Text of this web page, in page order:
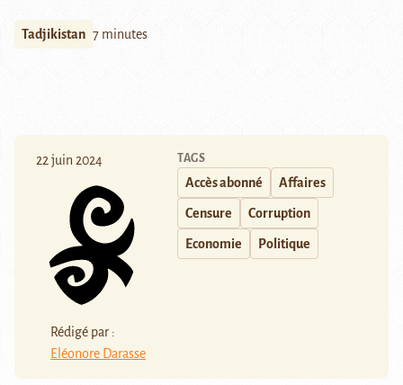
Tadjikistan 7 minutes
22 juin 2024
Rédigé par :
Eléonore Darasse
TAGS
Accès abonné Affaires
Censure Corruption
Economie Politique